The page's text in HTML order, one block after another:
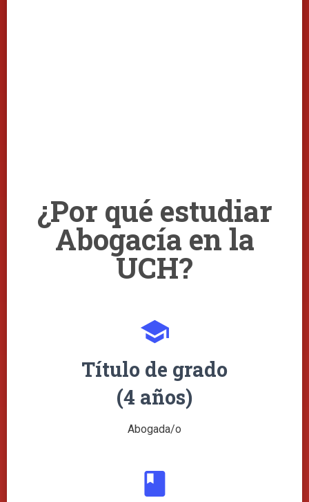
¿Por qué estudiar
Abogacía en la
UCH?
school
Título de grado
(4 años)
Abogada/o
class